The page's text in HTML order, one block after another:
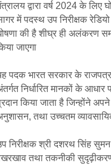
द्वारा वर्ष 2024 के लिए
में पदस्थ उप निरीक्षक
की है शीघ्र ही अलंकरण
जाएगा
पदक भारत सरकार के
निर्धारित मानकों के
किया जाता है जिन्होंने
तथा उच्चतम
निरीक्षक श्री दशरथ सिंह
तथा तकनीकी सुदृढ़ीकरण